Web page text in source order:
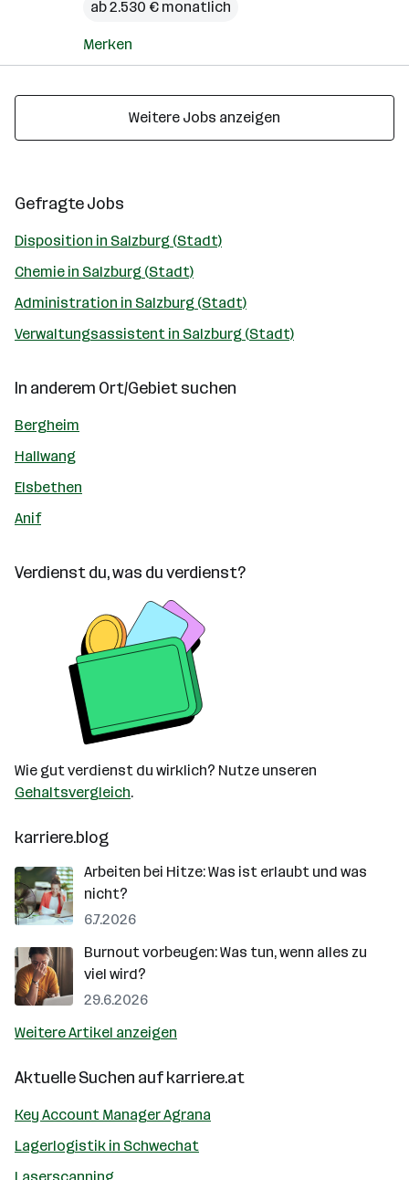
ab 2.530 € monatlich
Merken
Weitere Jobs anzeigen
Gefragte Jobs
Disposition in Salzburg (Stadt)
Chemie in Salzburg (Stadt)
Administration in Salzburg (Stadt)
Verwaltungsassistent in Salzburg (Stadt)
In anderem Ort/Gebiet suchen
Bergheim
Hallwang
Elsbethen
Anif
Verdienst du, was du verdienst?
Wie gut verdienst du wirklich? Nutze unseren
Gehaltsvergleich.
karriere.blog
Arbeiten bei Hitze: Was ist erlaubt und was
nicht?
6.7.2026
Burnout vorbeugen: Was tun, wenn alles zu
viel wird?
29.6.2026
Weitere Artikel anzeigen
Aktuelle Suchen aufkarriere.at
Key Account Manager Agrana
Lagerlogistik in Schwechat